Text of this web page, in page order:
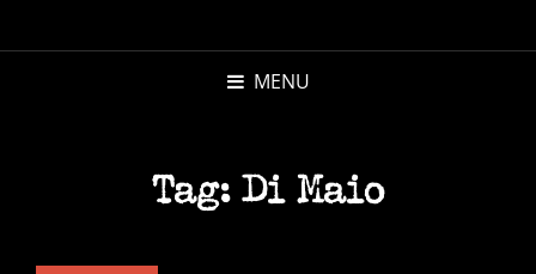
MENU
Tag: Di Maio